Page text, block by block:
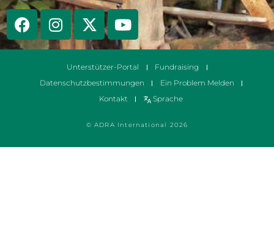
© ADRA International 2026
Unterstützer-Portal
Fundraising
Datenschutzbestimmungen
Ein Problem Melden
Kontakt
Sprache